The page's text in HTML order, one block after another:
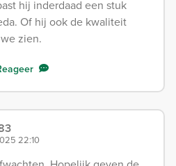
hij inderdaad een stuk
Of hij ook de kwaliteit
zien.
22:10